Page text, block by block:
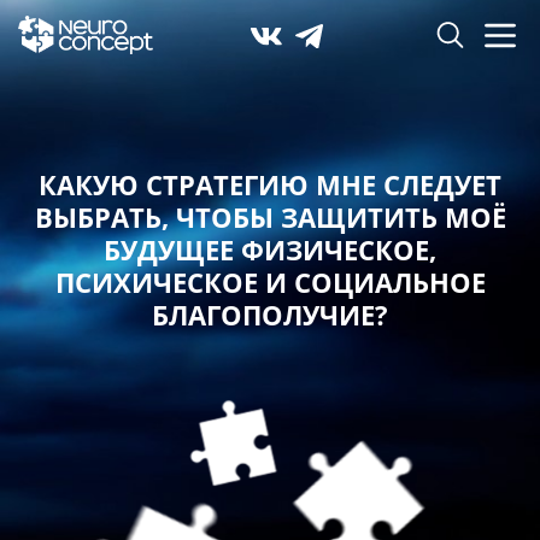
КАКУЮ СТРАТЕГИЮ МНЕ СЛЕДУЕТ
ВЫБРАТЬ,ЧТОБЫ ЗАЩИТИТЬ МОЁ
БУДУЩЕЕ ФИЗИЧЕСКОЕ,
ПСИХИЧЕСКОЕ И СОЦИАЛЬНОЕ
БЛАГОПОЛУЧИЕ?